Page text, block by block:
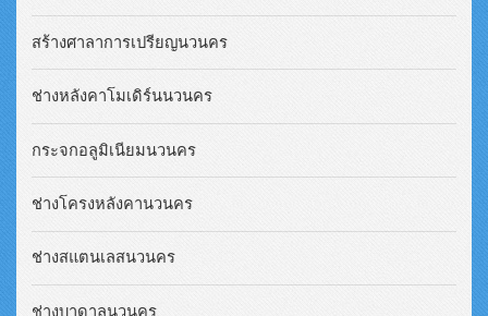
สร้างศาลาการเปรียญนวนคร
ช่างหลังคาโมเดิร์นนวนคร
กระจกอลูมิเนียมนวนคร
ช่างโครงหลังคานวนคร
ช่างสแตนเลสนวนคร
ช่างบาดาลนวนคร